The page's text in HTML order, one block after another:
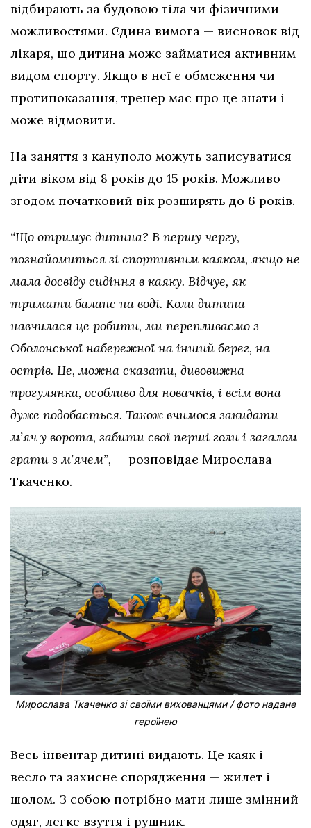
відбирають за будовою тіла чи фізичними
можливостями. Єдина вимога — висновок від
лікаря, що дитина може займатися активним
видом спорту. Якщо в неї є обмеження чи
протипоказання, тренер має про це знати і
може відмовити.
На заняття з кануполо можуть записуватися
діти віком від 8 років до 15 років. Можливо
згодом початковий вік розширять до 6 років.
“Що отримує дитина? В першу чергу,
познайомиться зі спортивним каяком, якщо не
мала досвіду сидіння в каяку. Відчує, як
тримати баланс на воді. Коли дитина
навчилася це робити, ми перепливаємо з
Оболонської набережної на інший берег, на
острів. Це, можна сказати, дивовижна
прогулянка, особливо для новачків, і всім вона
дуже подобається. Також вчимося закидати
м’яч у ворота, забити свої перші голи і загалом
грати з м’ячем”, — розповідає Мирослава
Ткаченко.
Мирослава Ткаченко зі своїми вихованцями / фото надане
героїнею
Весь інвентар дитині видають. Це каяк і
весло та захисне спорядження — жилет і
шолом. З собою потрібно мати лише змінний
одяг, легке взуття і рушник.